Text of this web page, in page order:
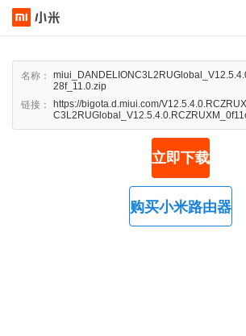
名称：
28f_11.0.zip
链接：
https://bigota.d.miui.com/
立即下载
购买小米路由器